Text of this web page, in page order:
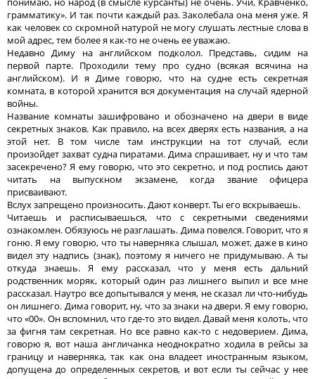
грамматику». И так почти каждый раз. Заколебала она меня уже. Я
как человек со скромной натурой не могу слушать лестные слова в
мой адрес, тем более я как-то не очень ее уважаю.
Недавно Диму на английском подколол. Представь, сидим на
первой парте. Проходили тему про судно (всякая всячина на
английском). И я Диме говорю, что на судне есть секретная
комната, в которой хранится вся документация на случай ядерной
войны.
Название комнаты зашифровано и обозначено на двери в виде
секретных знаков. Как правило, на всех дверях есть названия, а на
этой нет. В том числе там инструкции на тот случай, если
произойдет захват судна пиратами. Дима спрашивает, ну и что там
засекречено? Я ему говорю, что это секретно, и под роспись дают
читать на выпускном экзамене, когда звание офицера
присваивают.
Вслух запрещено произносить. Дают конверт. Ты его вскрываешь.
Читаешь и расписываешься, что с секретными сведениями
ознакомлен. Обязуюсь не разглашать. Дима повелся. Говорит, что я
гоню. Я ему говорю, что ты наверняка слышал, может, даже в кино
видел эту надпись (знак), поэтому я ничего не придумываю. А ты
откуда знаешь. Я ему рассказал, что у меня есть дальний
родственник моряк, который один раз лишнего выпил и все мне
рассказал. Наутро все допытывался у меня, не сказал ли что-нибудь
он лишнего. Дима говорит, ну, что за знаки на двери. Я ему говорю,
что «00». Он вспомнил, что где-то это видел. Давай меня колоть, что
за фигня там секретная. Но все равно как-то с недоверием. Дима,
говорю я, вот наша англичанка неоднократно ходила в рейсы за
границу и наверняка, так как она владеет иностранным языком,
допущена до определенных секретов, и вот если ты сейчас у нее